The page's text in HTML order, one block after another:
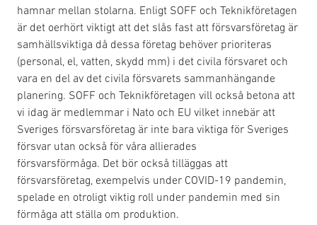
hamnar mellan stolarna. Enligt SOFF och Teknikföretagen
är det oerhört viktigt att det slås fast att försvarsföretag är
samhällsviktiga då dessa företag behöver prioriteras
(personal, el, vatten, skydd mm) i det civila försvaret och
vara en del av det civila försvarets sammanhängande
planering. SOFF och Teknikföretagen vill också betona att
vi idag är medlemmar i Nato och EU vilket innebär att
Sveriges försvarsföretag är inte bara viktiga för Sveriges
försvar utan också för våra allierades
försvarsförmåga. Det bör också tilläggas att
försvarsföretag, exempelvis under COVID-19 pandemin,
spelade en otroligt viktig roll under pandemin med sin
förmåga att ställa om produktion.